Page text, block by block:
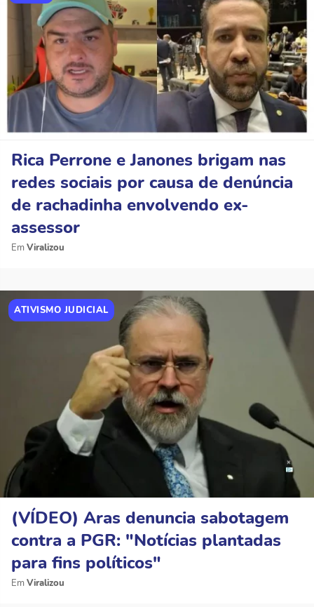
Rica Perrone e Janones brigam nas
redes sociais por causa de denúncia
de rachadinha envolvendo ex-
assessor
Viralizou
ATIVISMO JUDICIAL
(VÍDEO) Aras denuncia sabotagem
contra a PGR: "Notícias plantadas
para fins políticos"
Viralizou